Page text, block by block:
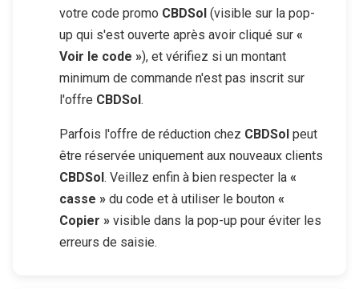
votre code promo CBDSol (visible sur la pop-
up qui s'est ouverte après avoir cliqué sur «
Voir le code »), et vérifiez si un montant
minimum de commande n'est pas inscrit sur
l'offre CBDSol.
Parfois l'offre de réduction chez CBDSol peut
être réservée uniquement aux nouveaux clients
CBDSol. Veillez enfin à bien respecter la «
casse » du code et à utiliser le bouton «
Copier » visible dans la pop-up pour éviter les
erreurs de saisie.